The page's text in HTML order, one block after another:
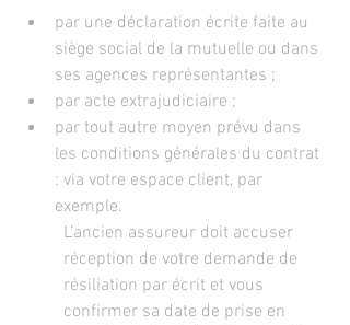
par une déclaration écrite faite au
siège social de la mutuelle ou dans
ses agences représentantes ;
par acte extrajudiciaire ;
par tout autre moyen prévu dans
les conditions générales du contrat
: via votre espace client, par
exemple.
L’ancien assureur doit accuser
réception de votre demande de
résiliation par écrit et vous
confirmer sa date de prise en